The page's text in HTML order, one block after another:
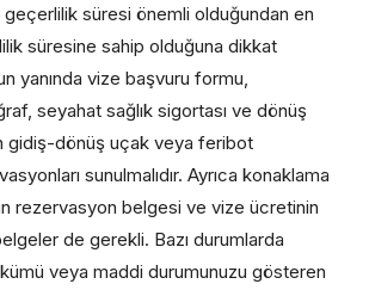
süresi önemli olduğundan en
süresine sahip olduğuna dikkat
yanında vize başvuru formu,
seyahat sağlık sigortası ve dönüş
gidiş-dönüş uçak veya feribot
sunulmalıdır. Ayrıca konaklama
rezervasyon belgesi ve vize ücretinin
de gerekli. Bazı durumlarda
veya maddi durumunuzu gösteren